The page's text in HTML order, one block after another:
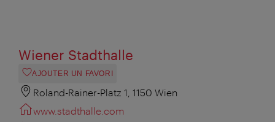
Wiener Stadthalle
AJOUTER UN FAVORI
Roland-Rainer-Platz 1, 1150 Wien
www.stadthalle.com